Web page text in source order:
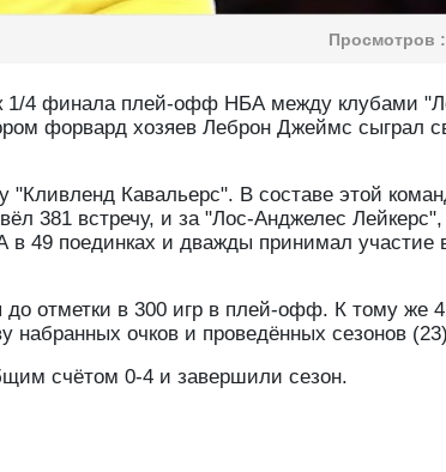
Просмотров :
1/4 финала плей-офф НБА между клубами
форвард хозяев Леброн Джеймс сыграл
"Кливленд Кавальерс". В составе этой
381 встречу, и за "Лос-Анджелес Лейкерс",
49 поединках и дважды принимал участие
отметки в 300 игр в плей-офф. К тому же
набранных очков и проведённых сезонов
счётом 0-4 и завершили сезон.